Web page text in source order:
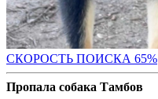
СКОРОСТЬ ПОИСКА 65%
Пропала собака Тамбов